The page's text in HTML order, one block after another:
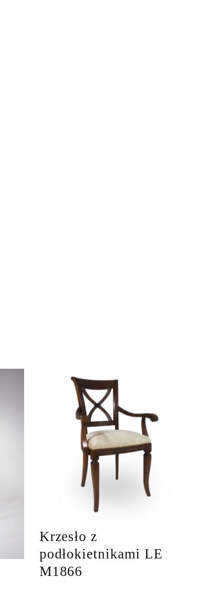
Krzesło z
podłokietnikami LE
M1866